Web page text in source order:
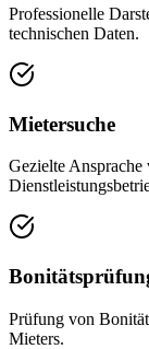
Professionelle
technischen Daten.
Mietersuche
Gezielte
Prüfung von
Mieters.